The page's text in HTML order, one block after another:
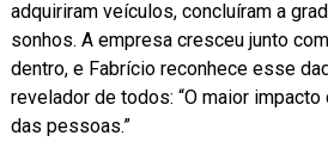
adquiriram veículos, concluíram a
sonhos. A empresa cresceu junto
dentro, e Fabrício reconhece esse
revelador de todos: “O maior impacto
das pessoas.”